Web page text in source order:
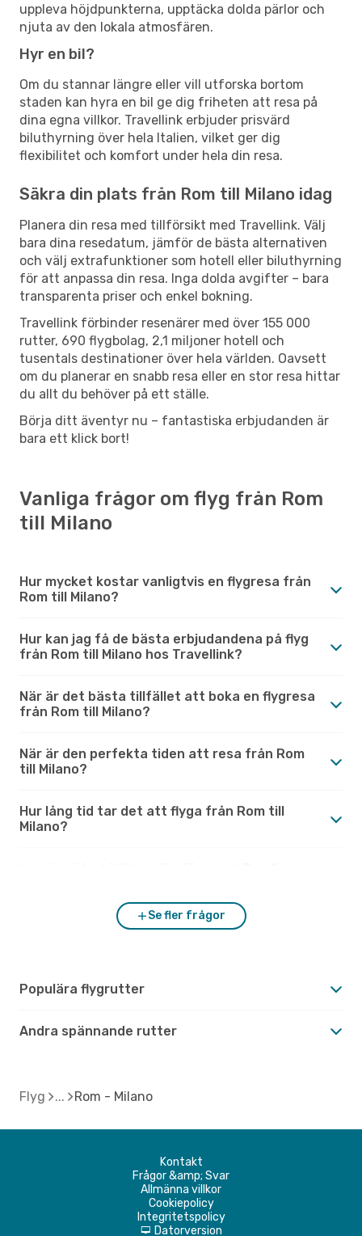
uppleva höjdpunkterna, upptäcka dolda pärlor och
njuta av den lokala atmosfären.
Hyr en bil?
Om du stannar längre eller vill utforska bortom
staden kan hyra en bil ge dig friheten att resa på
dina egna villkor. Travellink erbjuder prisvärd
biluthyrning över hela Italien, vilket ger dig
flexibilitet och komfort under hela din resa.
Säkra din plats från Rom till Milano idag
Planera din resa med tillförsikt med Travellink. Välj
bara dina resedatum, jämför de bästa alternativen
och välj extrafunktioner som hotell eller biluthyrning
för att anpassa din resa. Inga dolda avgifter – bara
transparenta priser och enkel bokning.
Travellink förbinder resenärer med över 155 000
rutter, 690 flygbolag, 2,1 miljoner hotell och
tusentals destinationer över hela världen. Oavsett
om du planerar en snabb resa eller en stor resa hittar
du allt du behöver på ett ställe.
Börja ditt äventyr nu – fantastiska erbjudanden är
bara ett klick bort!
Vanliga frågor om flyg från Rom
till Milano
Hur mycket kostar vanligtvis en flygresa från
Rom till Milano?
Hur kan jag få de bästa erbjudandena på flyg
från Rom till Milano hos Travellink?
När är det bästa tillfället att boka en flygresa
från Rom till Milano?
När är den perfekta tiden att resa från Rom
till Milano?
Hur lång tid tar det att flyga från Rom till
Milano?
Se fler frågor
Populära flygrutter
Andra spännande rutter
Flyg Rom - Milano
Kontakt
Frågor &amp; Svar
Allmänna villkor
Cookiepolicy
Integritetspolicy
d Datorversion